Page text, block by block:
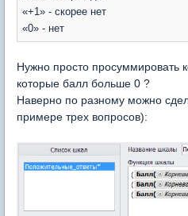
«+1» - скорее нет
«0» - нет
Нужно просто просуммировать
которые балл больше 0 ?
Наверно по разному можно
примере трех вопросов):